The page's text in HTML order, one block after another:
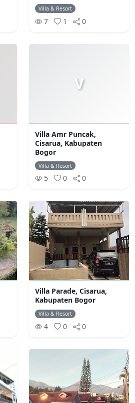
Villa & Resort
7 1 0
V
Villa Amr Puncak,
Cisarua, Kabupaten
Bogor
Villa & Resort
5 0 0
Villa Parade, Cisarua,
Kabupaten Bogor
Villa & Resort
4 0 0